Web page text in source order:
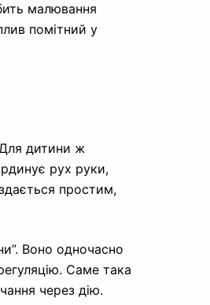
малювання
помітний у
дитини ж
рух руки,
простим,
Воно одночасно
Саме така
через дію.